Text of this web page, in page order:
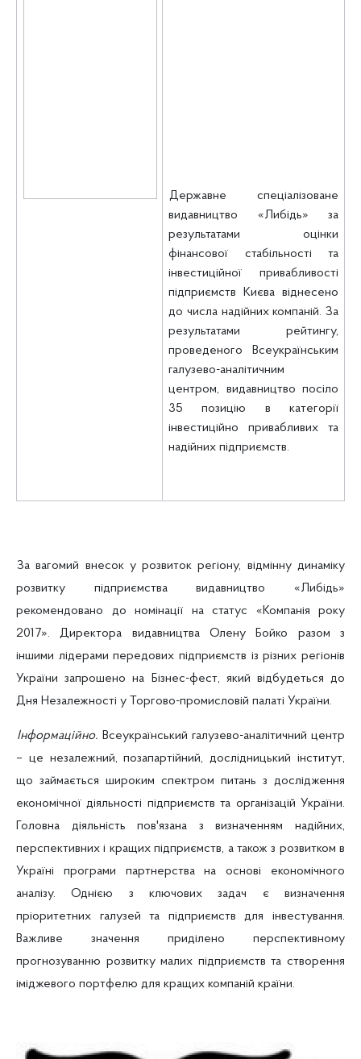
Державне спеціалізоване
видавництво «Либідь» за
результатами оцінки
фінансової стабільності та
інвестиційної привабливості
підприємств Києва віднесено
до числа надійних компаній. За
результатами рейтингу,
проведеного Всеукраїнським
галузево-аналітичним
центром, видавництво посіло
35 позицію в категорії
інвестиційно привабливих та
надійних підприємств.
За вагомий внесок у розвиток регіону, відмінну динаміку
розвитку підприємства видавництво «Либідь»
рекомендовано до номінації на статус «Компанія року
2017».
Директора видавництва Олену Бойко разом з
іншими лідерами передових підприємств із різних регіонів
України запрошено на Бізнес-фест, який відбудеться до
Дня Незалежності у Торгово-промисловій палаті України.
Інформаційно. Всеукраїнський галузево-аналітичний центр
– це незалежний, позапартійний, дослідницький інститут,
що займається широким спектром питань з дослідження
економічної діяльності підприємств та організацій України.
Головна діяльність пов'язана з визначенням надійних,
перспективних і кращих підприємств, а також з розвитком в
Україні програми партнерства на основі економічного
аналізу. Однією з ключових задач є визначення
пріоритетних галузей та підприємств для інвестування.
Важливе значення приділено перспективному
прогнозуванню розвитку малих підприємств та створення
іміджевого портфелю для кращих компаній країни.